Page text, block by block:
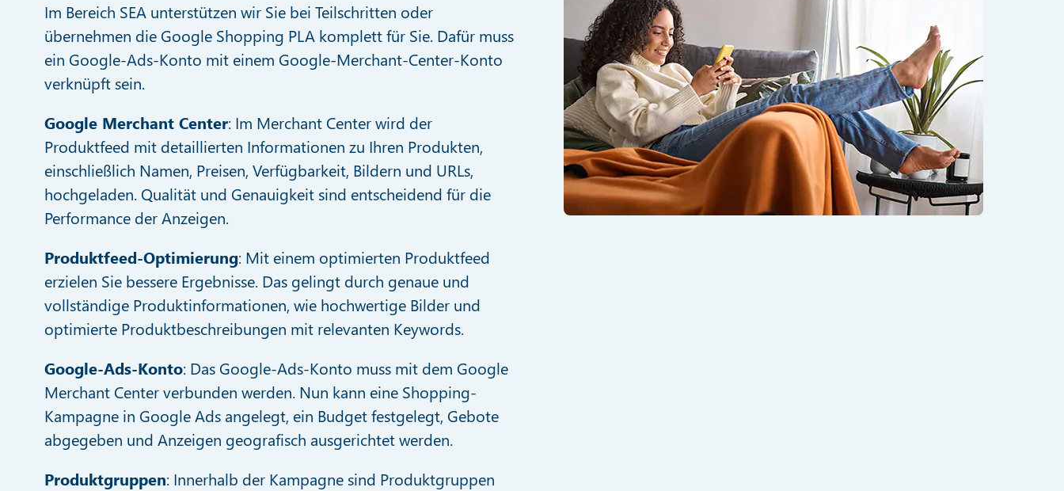
Im Bereich SEA unterstützen wir Sie bei Teilschritten oder
übernehmen die Google Shopping PLA komplett für Sie. Dafür muss
ein Google-Ads-Konto mit einem Google-Merchant-Center-Konto
verknüpft sein.
Google Merchant Center: Im Merchant Center wird der
Produktfeed mit detaillierten Informationen zu Ihren Produkten,
einschließlich Namen, Preisen, Verfügbarkeit, Bildern und URLs,
hochgeladen. Qualität und Genauigkeit sind entscheidend für die
Performance der Anzeigen.
Produktfeed-Optimierung: Mit einem optimierten Produktfeed
erzielen Sie bessere Ergebnisse. Das gelingt durch genaue und
vollständige Produktinformationen, wie hochwertige Bilder und
optimierte Produktbeschreibungen mit relevanten Keywords.
Google-Ads-Konto: Das Google-Ads-Konto muss mit dem Google
Merchant Center verbunden werden. Nun kann eine Shopping-
Kampagne in Google Ads angelegt, ein Budget festgelegt, Gebote
abgegeben und Anzeigen geografisch ausgerichtet werden.
Produktgruppen: Innerhalb der Kampagne sind Produktgruppen